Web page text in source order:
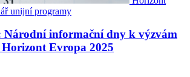
unijní programy
Národní informační dny k výzvám
Evropa 2025